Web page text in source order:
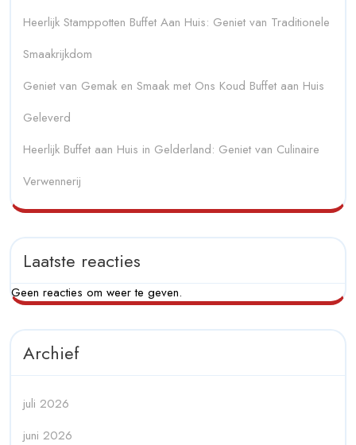
Heerlijk Stamppotten Buffet Aan Huis: Geniet van Traditionele
Smaakrijkdom
Geniet van Gemak en Smaak met Ons Koud Buffet aan Huis
Geleverd
Heerlijk Buffet aan Huis in Gelderland: Geniet van Culinaire
Verwennerij
Laatste reacties
Geen reacties om weer te geven.
Archief
juli 2026
juni 2026